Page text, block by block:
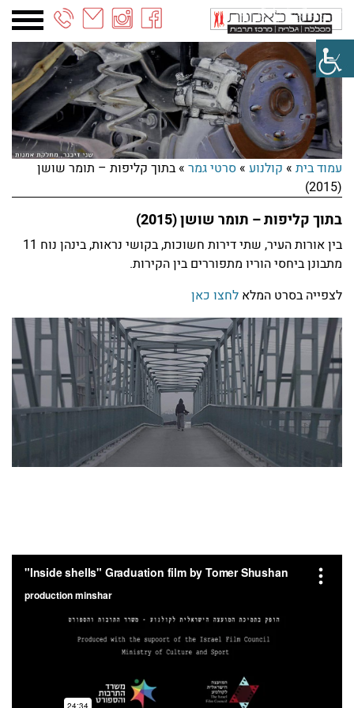
03-
6887090
עמוד בית » קולנוע »סרטי גמר »בתוך קליפות – תומר שושן
(2015)
בתוך קליפות – תומר שושן (2015)
בין אורות העיר, שתי דירות חשוכות, בקושי נראות, בינהן נוח 11
מתבונן ביחסי הוריו מתפוררים בין הקירות.
לצפייה בסרט המלא לחצו כאן
חדשות ינואר ממחלקה לקולנוע
קרא עוד >